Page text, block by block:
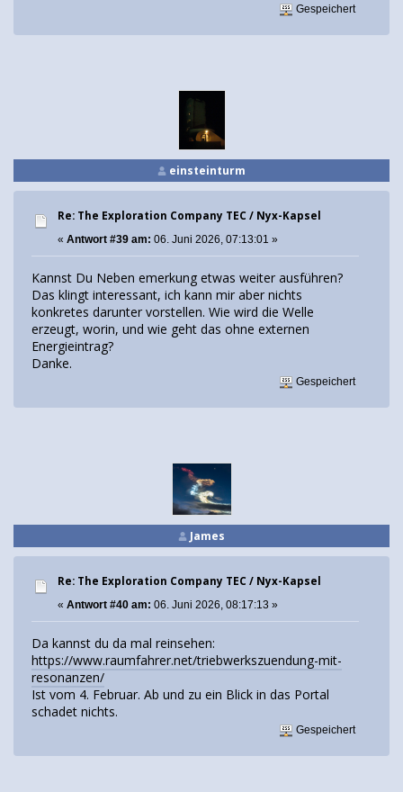
Gespeichert
einsteinturm
Re: The Exploration Company TEC / Nyx-Kapsel
« Antwort #39 am: 06. Juni 2026, 07:13:01 »
Kannst Du Neben emerkung etwas weiter ausführen?
Das klingt interessant, ich kann mir aber nichts
konkretes darunter vorstellen. Wie wird die Welle
erzeugt, worin, und wie geht das ohne externen
Energieintrag?
Danke.
Gespeichert
James
Re: The Exploration Company TEC / Nyx-Kapsel
« Antwort #40 am: 06. Juni 2026, 08:17:13 »
Da kannst du da mal reinsehen:
https://www.raumfahrer.net/triebwerkszuendung-mit-
resonanzen/
Ist vom 4. Februar. Ab und zu ein Blick in das Portal
schadet nichts.
Gespeichert